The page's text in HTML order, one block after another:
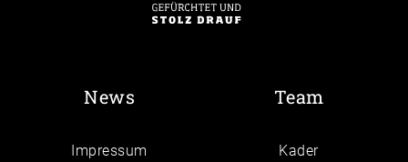
News
Impressum
Team
Kader